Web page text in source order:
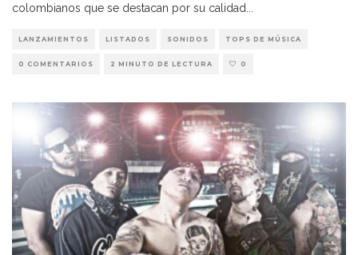
colombianos que se destacan por su calidad
LANZAMIENTOS LISTADOS SONIDOS TOPS DE MÚSICA
0 COMENTARIOS 2 MINUTO DE LECTURA 0